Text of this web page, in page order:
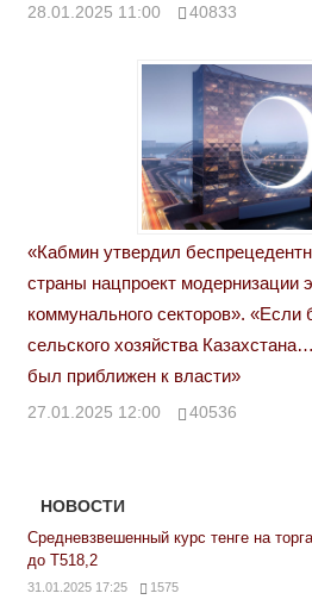
28.01.2025 11:00 40833
«Кабмин утвердил
страны нацпроект модернизации
коммунального секторов».
сельского хозяйства
был приближен к власти»
27.01.2025 12:00 40536
НОВОСТИ
Средневзвешенный курс тенге на
до Т518,2
31.01.2025 17:25 1575